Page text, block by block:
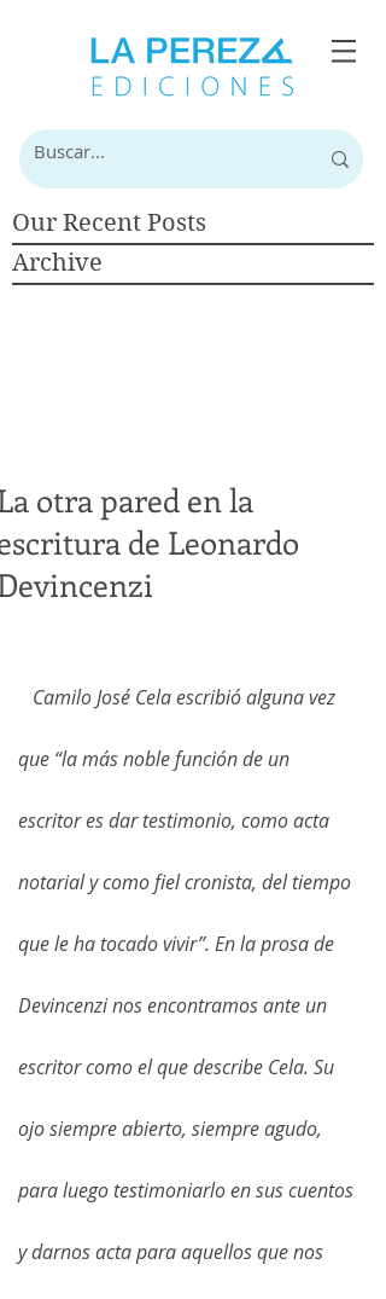
Our Recent Posts
Archive
otra pared en la
de Leonardo
que “la más noble función de un
escritor es dar testimonio, como acta
notarial y como fiel cronista, del tiempo
que le ha tocado vivir”. En la prosa de
Devincenzi nos encontramos ante un
escritor como el que describe Cela. Su
ojo siempre abierto, siempre agudo,
para luego testimoniarlo en sus cuentos
y darnos acta para aquellos que nos